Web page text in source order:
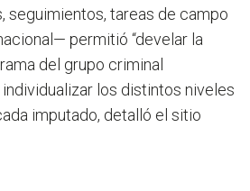
seguimientos, tareas de campo
permitió “develar la
del grupo criminal
los distintos niveles
imputado, detalló el sitio